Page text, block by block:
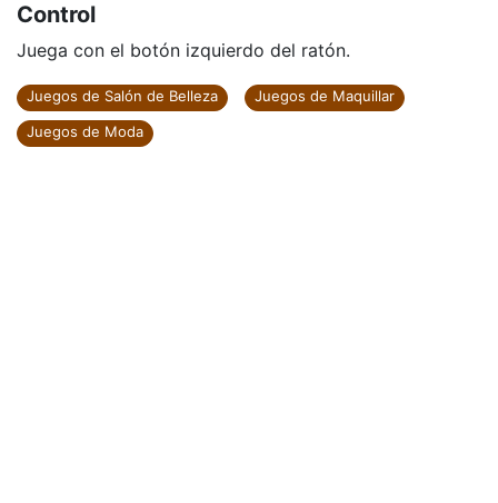
Control
Juega con el botón izquierdo del ratón.
Juegos de Salón de Belleza
Juegos de Maquillar
Juegos de Moda